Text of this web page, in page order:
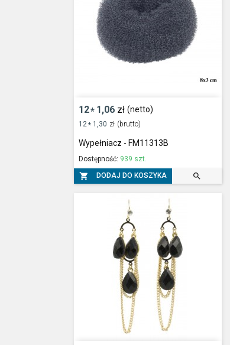
12* 1,06 zł (netto)
12 * 1,30 zł (brutto)
Wypełniacz - FM11313B
Dostępność: 939 szt.
 DODAJ DO KOSZYKA 